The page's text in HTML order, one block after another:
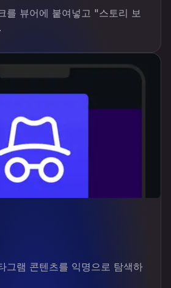
를 뷰어에 붙여넣고 "스토리 보
그램 콘텐츠를 익명으로 탐색하